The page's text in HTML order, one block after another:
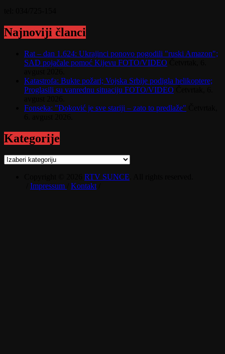
Najnoviji članci
Rat – dan 1.624: Ukrajinci ponovo pogodili "ruski Amazon";
SAD pojačale pomoć Kijevu FOTO/VIDEO
Katastrofa: Bukte požari; Vojska Srbije podigla helikoptere;
Proglasili su vanrednu situaciju FOTO/VIDEO
Fonseka: "Đoković je sve stariji – zato to predlaže"
Kategorije
Kategorije
RTV SUNCE
Impressum Kontakt/